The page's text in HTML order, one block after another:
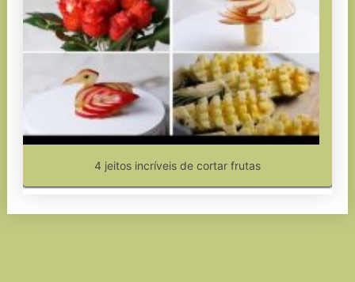
4 jeitos incríveis de cortar frutas